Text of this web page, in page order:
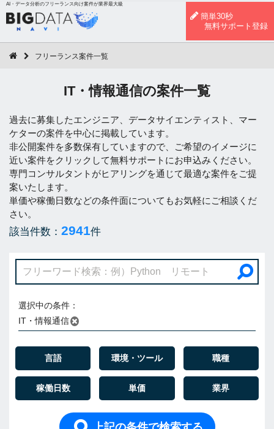
AI・データ分析のフリーランス向け案件が業界最大級
簡単30秒
無料サポート登録
フリーランス案件一覧
IT・情報通信の案件一覧
過去に募集したエンジニア、データサイエンティスト、マー
ケターの案件を中心に掲載しています。
非公開案件を多数保有していますので、ご希望のイメージに
近い案件をクリックして無料サポートにお申込みください。
専門コンサルタントがヒアリングを通じて最適な案件をご提
案いたします。
単価や稼働日数などの条件面についてもお気軽にご相談くだ
さい。
該当件数： 2941件
選択中の条件：
IT・情報通信
言語 環境・ツール 職種
稼働日数 単価 業界